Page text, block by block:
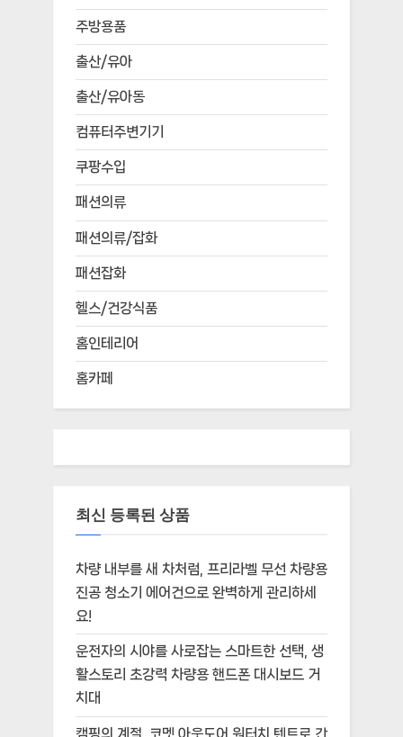
주방용품
출산/유아
출산/유아동
컴퓨터주변기기
쿠팡수입
패션의류
패션의류/잡화
패션잡화
헬스/건강식품
홈인테리어
홈카페
최신 등록된 상품
차량 내부를 새 차처럼, 프리라벨 무선 차량용
진공 청소기 에어건으로 완벽하게 관리하세
요!
운전자의 시야를 사로잡는 스마트한 선택, 생
활스토리 초강력 차량용 핸드폰 대시보드 거
치대
캠핑의 계절, 코멧 아웃도어 원터치 텐트로 간